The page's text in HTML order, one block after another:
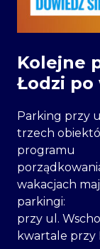
Kolejne
Łodzi po
Parking przy
trzech
programu
wakacjach
parkingi:
przy ul.
kwartale przy